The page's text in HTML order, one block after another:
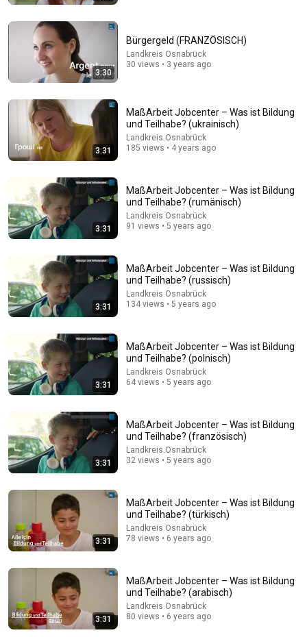
Bill Maher Says There’s No Proof for God... Then THIS
Happens
Jaiden Forrest 1.9M views
Unterwegs in Niedersachsen
If Cops Ask "Where You Headed?" - Say THIS (Simple
Phrase)
3:30
Bürgergeld (FRANZÖSISCH)
Landkreis Osnabrück
30 views • 3 years ago
3:31
MaßArbeit Jobcenter – Was ist Bildung
und Teilhabe? (ukrainisch)
Landkreis Osnabrück
185 views • 4 years ago
3:31
MaßArbeit Jobcenter – Was ist Bildung
und Teilhabe? (rumänisch)
Landkreis Osnabrück
91 views • 5 years ago
3:31
MaßArbeit Jobcenter – Was ist Bildung
und Teilhabe? (russisch)
Landkreis Osnabrück
134 views • 5 years ago
3:31
MaßArbeit Jobcenter – Was ist Bildung
und Teilhabe? (polnisch)
Landkreis Osnabrück
64 views • 5 years ago
3:31
MaßArbeit Jobcenter – Was ist Bildung
und Teilhabe? (französisch)
Landkreis Osnabrück
32 views • 5 years ago
3:31
MaßArbeit Jobcenter – Was ist Bildung
und Teilhabe? (türkisch)
Landkreis Osnabrück
78 views • 6 years ago
3:31
MaßArbeit Jobcenter – Was ist Bildung
und Teilhabe? (arabisch)
Landkreis Osnabrück
80 views • 6 years ago